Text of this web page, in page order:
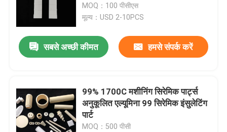
MOQ：100 पीसीएस
मूल्य：USD 2-10PCS
सबसे अच्छी कीमत हमसे संपर्क करें
99% 1700C मशीनिंग सिरेमिक पार्ट्स
अनुकूलित एल्यूमिना 99 सिरेमिक इंसुलेटिंग
पार्ट
MOQ：500 पीसी